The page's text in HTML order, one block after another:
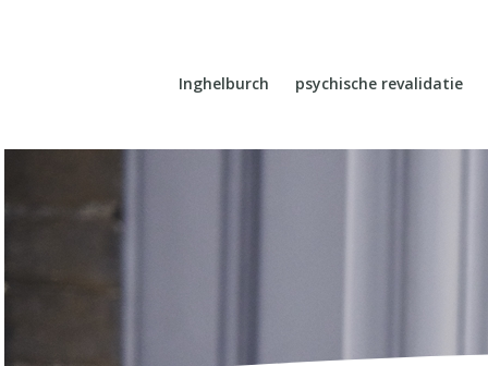
Inghelburch psychische revalidatie